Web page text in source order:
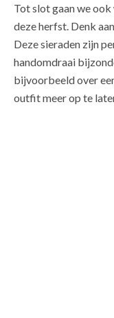
Tot slot gaan we ook
deze herfst. Denk
Deze sieraden zijn
handomdraai
bijvoorbeeld over
outfit meer op te